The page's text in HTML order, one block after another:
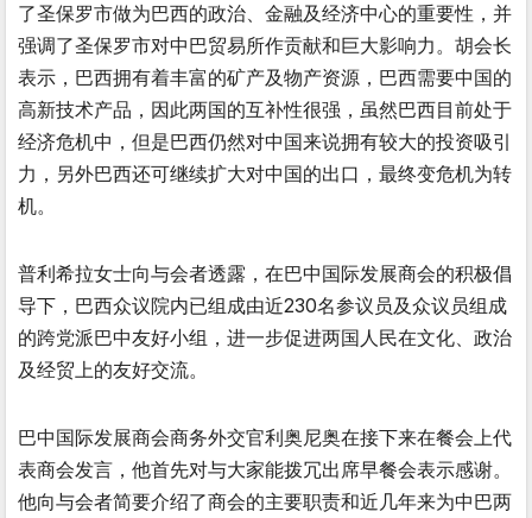
了圣保罗市做为巴西的政治、金融及经济中心的重要性，并
强调了圣保罗市对中巴贸易所作贡献和巨大影响力。胡会长
表示，巴西拥有着丰富的矿产及物产资源，巴西需要中国的
高新技术产品，因此两国的互补性很强，虽然巴西目前处于
经济危机中，但是巴西仍然对中国来说拥有较大的投资吸引
力，另外巴西还可继续扩大对中国的出口，最终变危机为转
机。
普利希拉女士向与会者透露，在巴中国际发展商会的积极倡
导下，巴西众议院内已组成由近230名参议员及众议员组成
的跨党派巴中友好小组，进一步促进两国人民在文化、政治
及经贸上的友好交流。
巴中国际发展商会商务外交官利奥尼奥在接下来在餐会上代
表商会发言，他首先对与大家能拨冗出席早餐会表示感谢。
他向与会者简要介绍了商会的主要职责和近几年来为中巴两